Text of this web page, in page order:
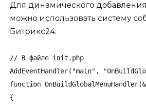
Для динамического
можно использовать систему
Битрикс24:
// В файле init.php
AddEventHandler("main",
function
{